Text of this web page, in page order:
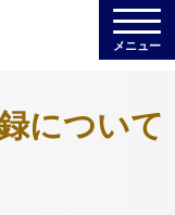
メニュー
について